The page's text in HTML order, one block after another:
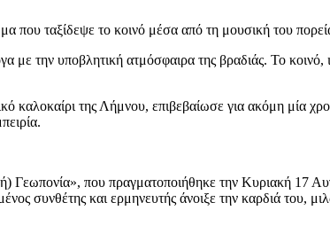
που ταξίδεψε το κοινό μέσα από τη μουσική του
την υποβλητική ατμόσφαιρα της βραδιάς. Το κοινό,
καλοκαίρι της Λήμνου, επιβεβαίωσε για ακόμη μία
που πραγματοποιήθηκε την Κυριακή 17
συνθέτης και ερμηνευτής άνοιξε την καρδιά του,